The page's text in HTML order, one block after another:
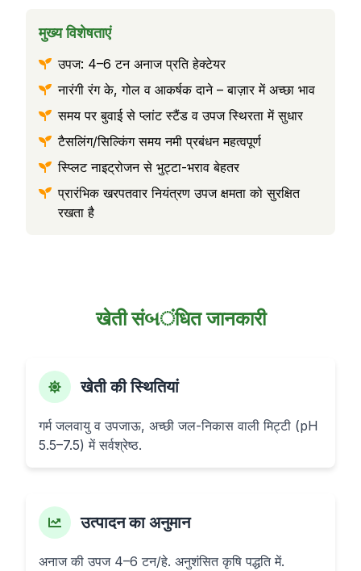
मुख्य विशेषताएं
उपज: 4–6 टन अनाज प्रति हेक्टेयर
नारंगी रंग के, गोल व आकर्षक दाने – बाज़ार में अच्छा भाव
समय पर बुवाई से प्लांट स्टैंड व उपज स्थिरता में सुधार
टैसलिंग/सिल्किंग समय नमी प्रबंधन महत्वपूर्ण
स्प्लिट नाइट्रोजन से भुट्टा-भराव बेहतर
प्रारंभिक खरपतवार नियंत्रण उपज क्षमता को सुरक्षित
रखता है
खेती संબंधित जानकारी
खेती की स्थितियां
गर्म जलवायु व उपजाऊ, अच्छी जल-निकास वाली मिट्टी (pH
5.5–7.5) में सर्वश्रेष्ठ.
उत्पादन का अनुमान
अनाज की उपज 4–6 टन/हे. अनुशंसित कृषि पद्धति में.